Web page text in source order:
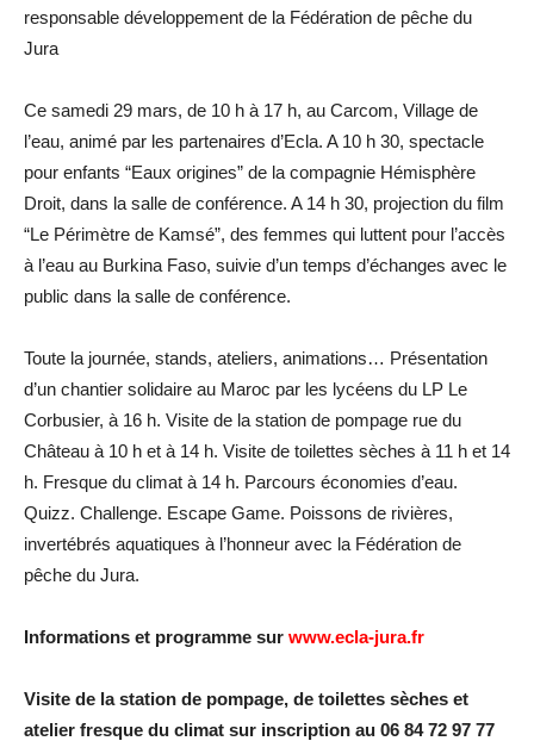
responsable développement de la Fédération de pêche du
Jura
Ce samedi 29 mars, de 10 h à 17 h, au Carcom, Village de
l’eau, animé par les partenaires d’Ecla. A 10 h 30, spectacle
pour enfants “Eaux origines” de la compagnie Hémisphère
Droit, dans la salle de conférence. A 14 h 30, projection du film
“Le Périmètre de Kamsé”, des femmes qui luttent pour l’accès
à l’eau au Burkina Faso, suivie d’un temps d’échanges avec le
public dans la salle de conférence.
Toute la journée, stands, ateliers, animations… Présentation
d’un chantier solidaire au Maroc par les lycéens du LP Le
Corbusier, à 16 h. Visite de la station de pompage rue du
Château à 10 h et à 14 h. Visite de toilettes sèches à 11 h et 14
h. Fresque du climat à 14 h. Parcours économies d’eau.
Quizz. Challenge. Escape Game. Poissons de rivières,
invertébrés aquatiques à l’honneur avec la Fédération de
pêche du Jura.
Informations et programme sur www.ecla-jura.fr
Visite de la station de pompage, de toilettes sèches et
atelier fresque du climat sur inscription au 06 84 72 97 77